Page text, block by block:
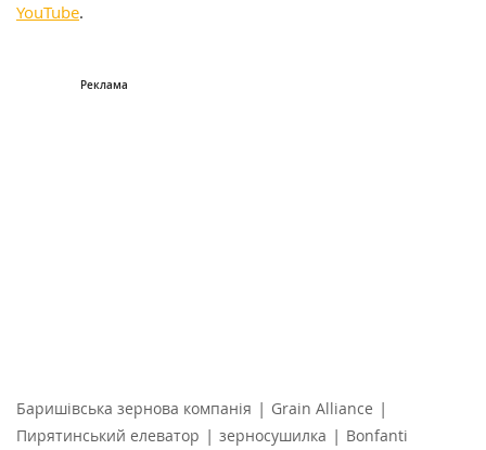
YouTube.
Баришівська зернова компанія | Grain Alliance |
Пирятинський елеватор | зерносушилка | Bonfanti